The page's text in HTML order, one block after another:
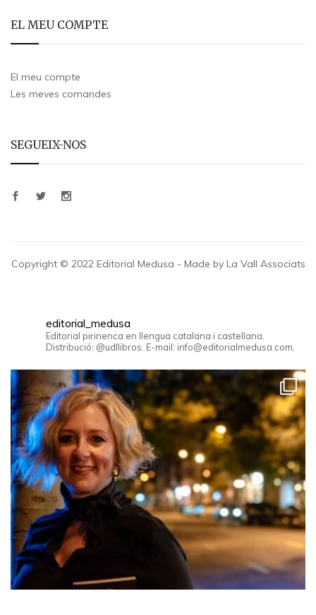
EL MEU COMPTE
El meu compte
Les meves comandes
SEGUEIX-NOS
Copyright © 2022 Editorial Medusa - Made by La Vall Associats
editorial_medusa
Editorial pirinenca en llengua catalana i castellana.
Distribució: @udllibros. E-mail: info@editorialmedusa.com.